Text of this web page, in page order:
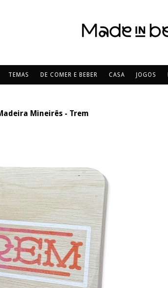
TEMAS DE COMER E BEBER CASA JOGOS
Mineirês - Trem